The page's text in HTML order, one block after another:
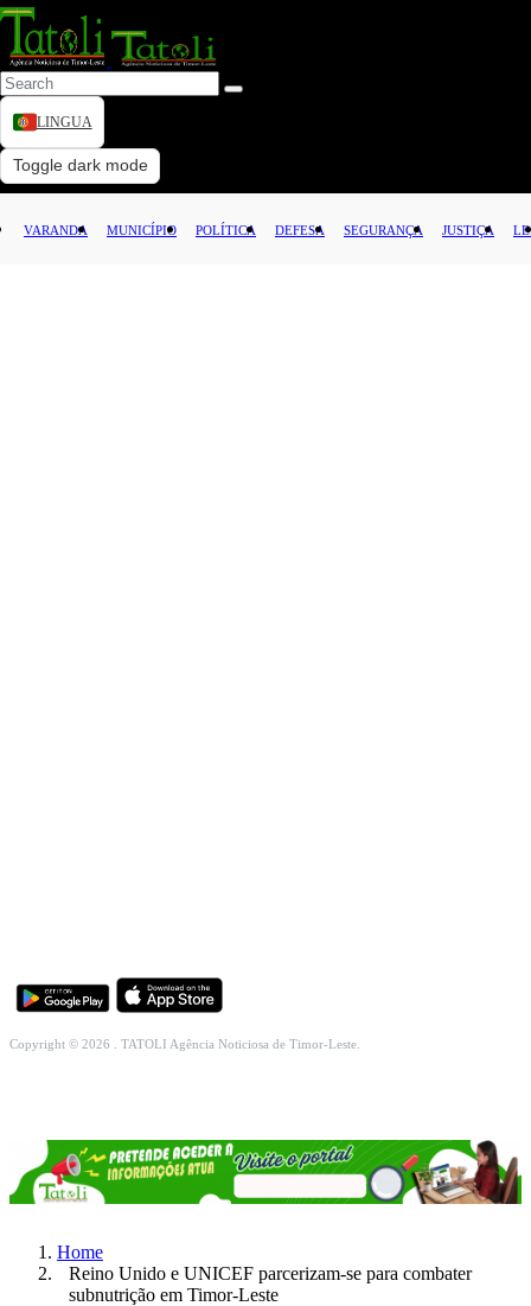
VARANDA
Copyright © 2026 . TATOLI Agência Noticiosa de Timor-Leste.
LINGUA
Toggle dark mode
VARANDA MUNICÍPIO POLÍTICA DEFESA SEGURANÇA JUSTIÇA
Home
Reino Unido e UNICEF parcerizam-se para combater
subnutrição em Timor-Leste